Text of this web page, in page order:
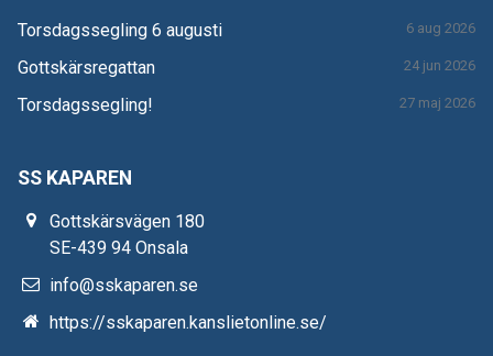
Torsdagssegling 6 augusti 6 aug 2026
Gottskärsregattan 24 jun 2026
Torsdagssegling! 27 maj 2026
SS KAPAREN
Gottskärsvägen 180
SE-439 94 Onsala
info@sskaparen.se
https://sskaparen.kanslietonline.se/